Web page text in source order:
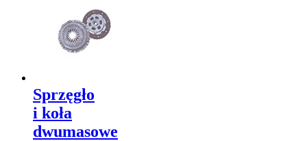
Sprzęgło
i koła
dwumasowe